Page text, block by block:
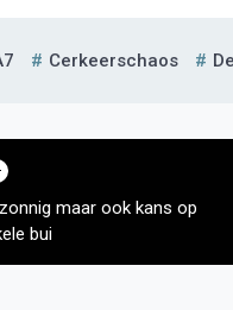
Cerkeerschaos
maar ook kans op
bui